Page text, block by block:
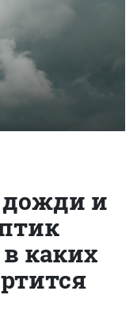
дожди и
каких